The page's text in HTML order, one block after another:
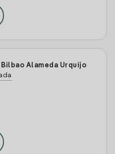
Alameda Urquijo